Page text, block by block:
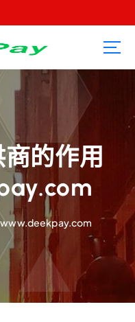
的作用
www.deekpay.com